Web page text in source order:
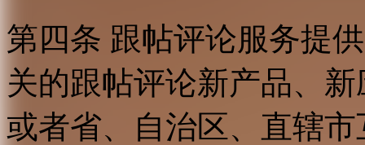
第四条 跟帖评论服务提
关的跟帖评论新产品、
或者省、自治区、直辖